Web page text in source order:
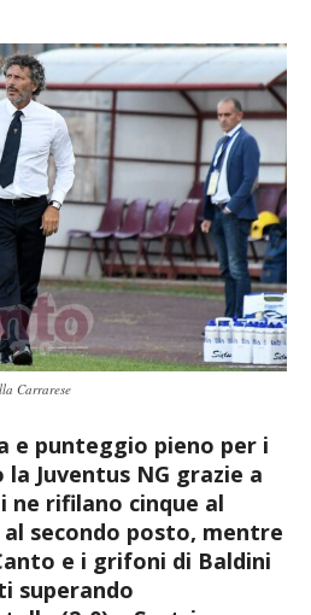
Carrarese
e punteggio pieno per i
la Juventus NG grazie a
ne rifilano cinque al
secondo posto, mentre
e i grifoni di Baldini
superando